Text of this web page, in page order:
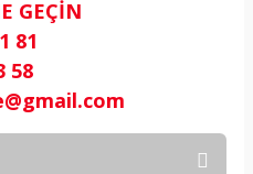
GEÇİN
81
58